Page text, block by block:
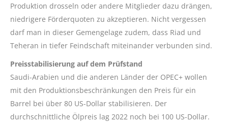
Produktion drosseln oder andere Mitglieder dazu drängen,
niedrigere Förderquoten zu akzeptieren. Nicht vergessen
darf man in dieser Gemengelage zudem, dass Riad und
Teheran in tiefer Feindschaft miteinander verbunden sind.
Preisstabilisierung auf dem Prüfstand
Saudi-Arabien und die anderen Länder der OPEC+ wollen
mit den Produktionsbeschränkungen den Preis für ein
Barrel bei über 80 US-Dollar stabilisieren. Der
durchschnittliche Ölpreis lag 2022 noch bei 100 US-Dollar.